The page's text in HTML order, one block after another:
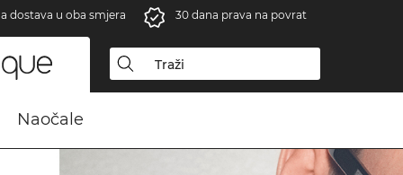
dostava u oba smjera 30 dana prava na povrat
Naočale